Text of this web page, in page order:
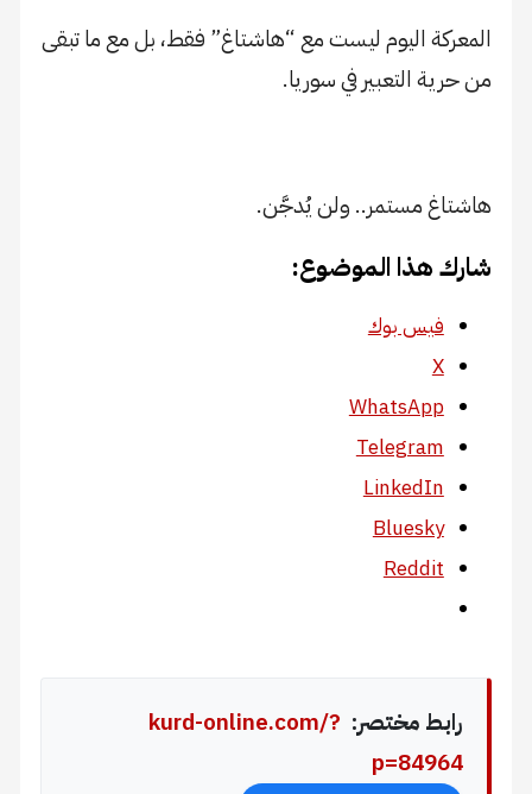
المعركة اليوم ليست مع “هاشتاغ” فقط، بل مع ما تبقى
من حرية التعبير في سوريا.
هاشتاغ مستمر.. ولن يُدجَّن.
شارك هذا الموضوع:
فيس بوك
X
WhatsApp
Telegram
LinkedIn
Bluesky
Reddit
رابط مختصر: kurd-online.com/?
p=84964